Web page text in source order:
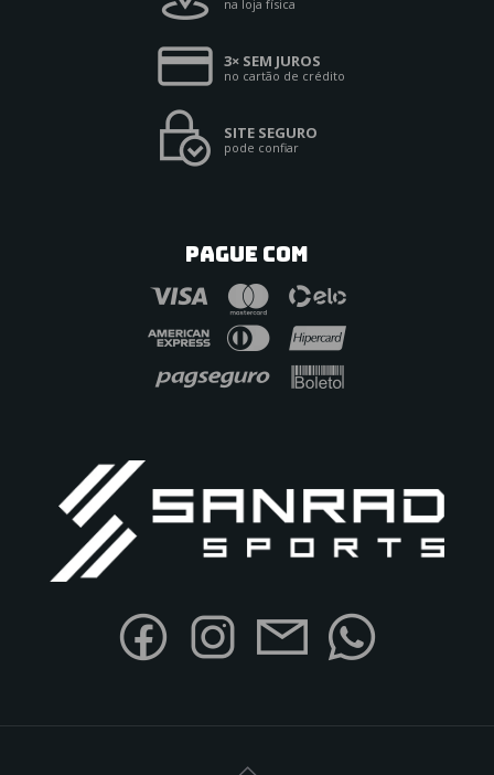
na loja física
3× SEM JUROS
no cartão de crédito
SITE SEGURO
pode confiar
PAGUE COM